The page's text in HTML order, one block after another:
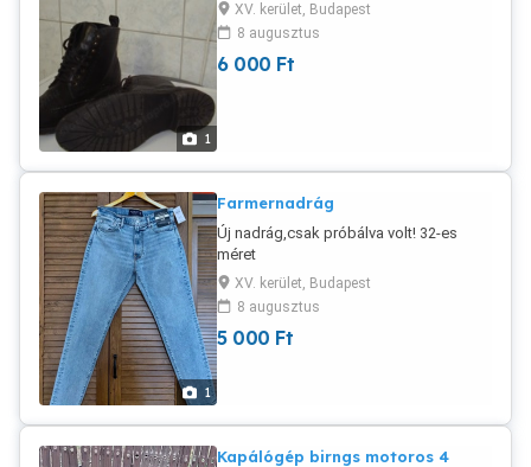
1
XV. kerület, Budapest
8 augusztus
6 000 Ft
1
Farmernadrág
Új nadrág,csak próbálva volt! 32-es
méret
XV. kerület, Budapest
8 augusztus
5 000 Ft
Kapálógép birngs motoros 4